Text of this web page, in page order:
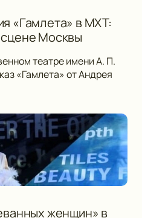
«Гамлета» в МХТ:
Москвы
театре имени А. П.
«Гамлета» от Андрея
женщин» в